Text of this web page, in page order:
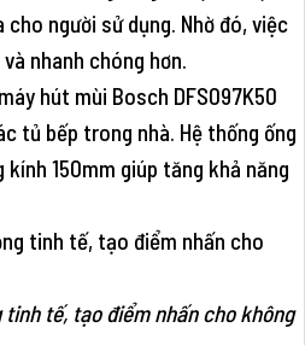
người sử dụng. Nhờ đó, việc
nhanh chóng hơn.
hút mùi Bosch DFS097K50
tủ bếp trong nhà. Hệ thống ống
150mm giúp tăng khả năng
tế, tạo điểm nhấn cho không